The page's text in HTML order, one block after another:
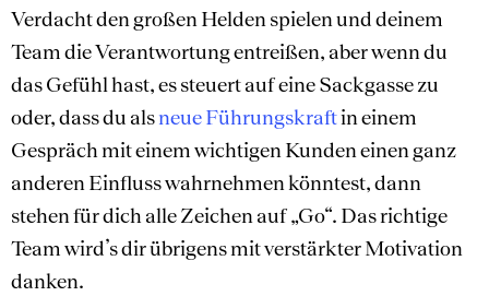
Verdacht den großen Helden spielen und deinem
Team die Verantwortung entreißen, aber wenn du
das Gefühl hast, es steuert auf eine Sackgasse zu
oder, dass du alsneue Führungskraftin einem
Gespräch mit einem wichtigen Kunden einen ganz
anderen Einfluss wahrnehmen könntest, dann
stehen für dich alle Zeichen auf „Go“. Das richtige
Team wird’s dir übrigens mit verstärkter Motivation
danken.